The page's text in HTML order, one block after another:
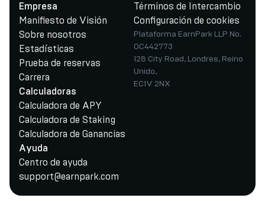
Empresa
Manifiesto de Visión
Sobre nosotros
Estadísticas
Prueba de reservas
Carrera
Calculadoras
Calculadora de APY
Calculadora de Staking
Calculadora de Ganancias
Ayuda
Centro de ayuda
support@earnpark.com
Términos de Intercambio
Configuración de cookies
Plataforma EarnPark LLP No.
OC442773
128 City Road, Londres, Reino
Unido,
EC1V 2NX